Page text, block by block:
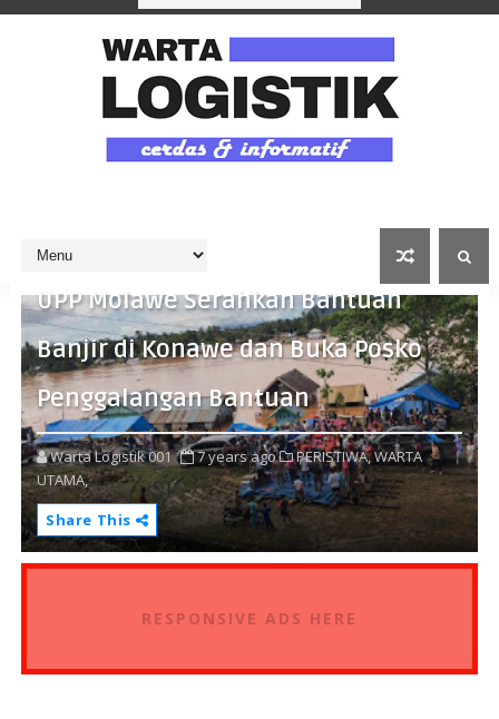
UPP Molawe Serahkan Bantuan
Banjir di Konawe dan Buka Posko
Penggalangan Bantuan
Warta Logistik 001 7 years ago PERISTIWA,WARTA
UTAMA,
Share This
RESPONSIVE ADS HERE